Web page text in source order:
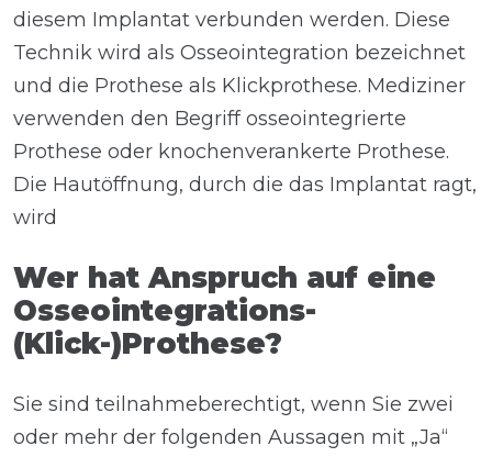
diesem Implantat verbunden werden. Diese
Technik wird als Osseointegration bezeichnet
und die Prothese als Klickprothese. Mediziner
verwenden den Begriff osseointegrierte
Prothese oder knochenverankerte Prothese.
Die Hautöffnung, durch die das Implantat ragt,
wird
Wer hat Anspruch auf eine
Osseointegrations-
(Klick-)Prothese?
Sie sind teilnahmeberechtigt, wenn Sie zwei
oder mehr der folgenden Aussagen mit „Ja“